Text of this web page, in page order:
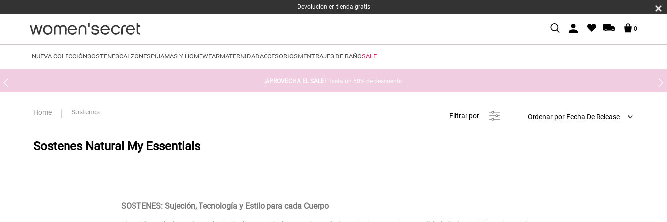
Devolución en tienda gratis
0
NUEVA COLECCIÓNSOSTENESCALZONESPIJAMAS Y HOMEWEARMATERNIDADACCESORIOSMENTRAJES DE BAÑOSALE
¡APROVECHA EL SALE! Hasta un 60% de descuento.
Sostenes
Ordenar por Fecha De Release
Sostenes Natural My Essentials
SOSTENES: Sujeción, Tecnología y Estilo para cada Cuerpo